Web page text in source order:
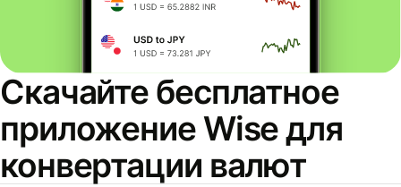
Скачайте бесплатное
приложение Wise для
конвертации валют